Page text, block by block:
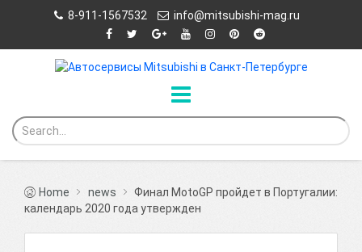
8-911-1567532 info@mitsubishi-mag.ru
Home news
Финал MotoGP пройдет в Португалии:
календарь 2020 года утвержден